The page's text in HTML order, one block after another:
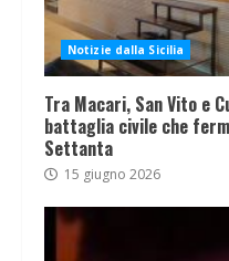
Notizie dalla Sicilia
Tra Macari, San Vito e
battaglia civile che
Settanta
15 giugno 2026